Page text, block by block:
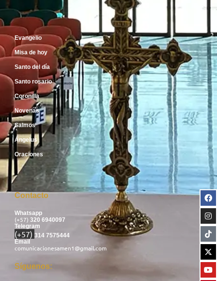
Inicio
Evangelio
Misa de hoy
Santo del día
Santo rosario
Coronilla
Novenas
Salmos
Ángelus
Oraciones
Contacto
Whatsapp
(+57) 320 6940097
Telegram
(+57) 314 7575444
Email
comunicacionesamen1@gmail.com
Síguenos: